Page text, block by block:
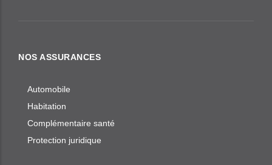
NOS ASSURANCES
Automobile
Habitation
Complémentaire santé
Protection juridique